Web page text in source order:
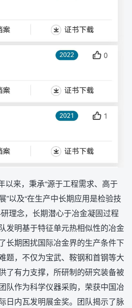
以来，秉承“源于工程需求、高于
”以及“在生产中长期应用是检验技
理念，长期潜心于冶金凝固过程
发明基于特征单元热相似性的冶金
长期困扰国际冶金界的生产条件下
题，不仅为宝武、鞍钢和首钢等大
了有力支撑，所研制的研究装备被
队作为科学仪器采购，荣获中国冶
日内瓦发明展金奖。团队揭示了脉